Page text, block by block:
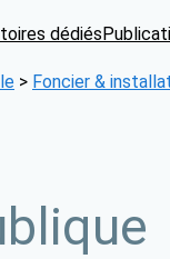
dédiés
> Foncier &